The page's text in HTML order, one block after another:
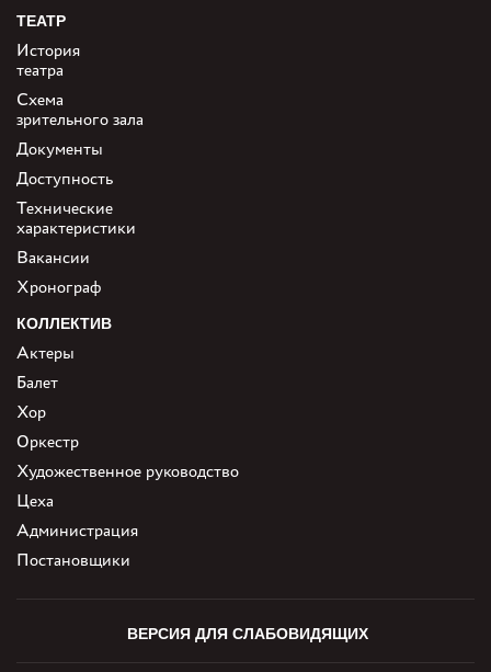
ТЕАТР
История
театра
Схема
зрительного зала
Документы
Доступность
Технические
характеристики
Вакансии
Хронограф
КОЛЛЕКТИВ
Актеры
Балет
Хор
Оркестр
Художественное руководство
Цеха
Администрация
Постановщики
ВЕРСИЯ ДЛЯ СЛАБОВИДЯЩИХ